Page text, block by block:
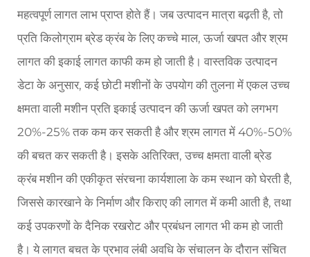
महत्वपूर्ण लागत लाभ प्राप्त होते हैं। जब उत्पादन मात्रा बढ़ती है, तो
प्रति किलोग्राम ब्रेड क्रंब के लिए कच्चे माल, ऊर्जा खपत और श्रम
लागत की इकाई लागत काफी कम हो जाती है। वास्तविक उत्पादन
डेटा के अनुसार, कई छोटी मशीनों के उपयोग की तुलना में एकल उच्च
क्षमता वाली मशीन प्रति इकाई उत्पादन की ऊर्जा खपत को लगभग
20%-25% तक कम कर सकती है और श्रम लागत में 40%-50%
की बचत कर सकती है। इसके अतिरिक्त, उच्च क्षमता वाली ब्रेड
क्रंब मशीन की एकीकृत संरचना कार्यशाला के कम स्थान को घेरती है,
जिससे कारखाने के निर्माण और किराए की लागत में कमी आती है, तथा
कई उपकरणों के दैनिक रखरोट और प्रबंधन लागत भी कम हो जाती
है। ये लागत बचत के प्रभाव लंबी अवधि के संचालन के दौरान संचित